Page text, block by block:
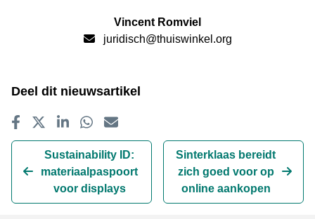
Vincent Romviel
juridisch@thuiswinkel.org
Deel dit nieuwsartikel
Delen op Facebook
TweetDelen op LinkedIn
Delen op WhatsApp
E-mailadres
Sustainability ID:
materiaalpaspoort
voor displays
Sinterklaas bereidt
zich goed voor op
online aankopen